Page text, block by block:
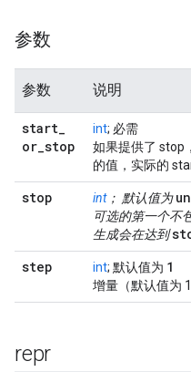
参数
参数 说明
start_
or_stop
int; 必需
如果提供了 stop
的值，实际的
stop int； 默认值为
可选的第一个不
生成会在达到
step int; 默认值为 1
增量（默认值为
repr